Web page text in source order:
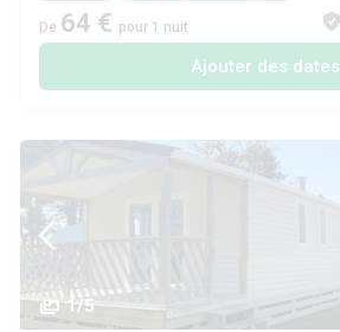
De 64 € pour 1 nuit
Ajouter des dates
1/5